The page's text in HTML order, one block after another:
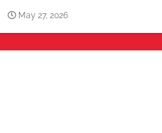
May 27, 2026